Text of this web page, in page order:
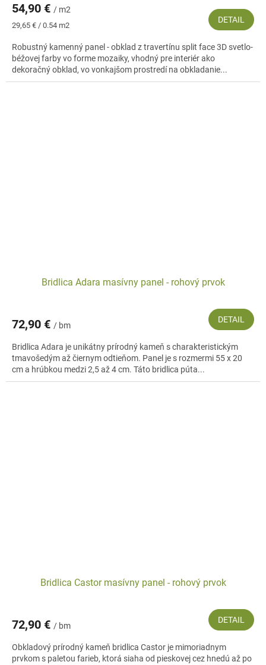
54,90 € / m2
Jednotková
29,65 € / 0.54 m2
DETAIL
Robustný kamenný panel - obklad z travertínu split face 3D svetlo-
béžovej farby vo forme mozaiky, vhodný pre interiér ako
dekoračný obklad, vo vonkajšom prostredí na obkladanie...
Bridlica Adara masívny panel - rohový prvok
72,90 € / bm
DETAIL
Bridlica Adara je unikátny prírodný kameň s charakteristickým
tmavošedým až čiernym odtieňom. Panel je s rozmermi 55 x 20
cm a hrúbkou medzi 2,5 až 4 cm. Táto bridlica púta...
Bridlica Castor masívny panel - rohový prvok
72,90 € / bm
DETAIL
Obkladový prírodný kameň bridlica Castor je mimoriadnym
prvkom s paletou farieb, ktorá siaha od pieskovej cez hnedú až po